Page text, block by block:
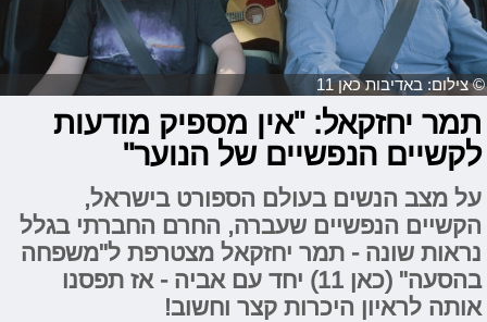
© צילום: באדיבות כאן 11
תמר יחזקאל: "אין מספיק מודעות
לקשיים הנפשיים של הנוער"
על מצב הנשים בעולם הספורט בישראל,
הקשיים הנפשיים שעברה, החרם החברתי בגלל
נראות שונה - תמר יחזקאל מצטרפת ל"משפחה
בהסעה" (כאן 11) יחד עם אביה - אז תפסנו
אותה לראיון היכרות קצר וחשוב!